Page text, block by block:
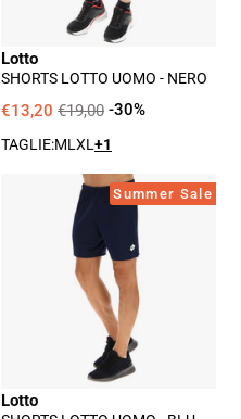
Lotto
SHORTS LOTTO UOMO - NERO
€13,20 €19,00 -30%
TAGLIE:MLXL+1
Shorts
Lotto
Uomo
Blu
Summer Sale
Lotto